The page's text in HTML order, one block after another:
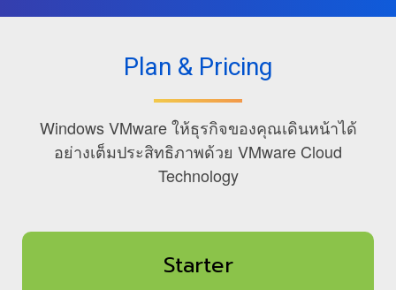
Plan & Pricing
Windows VMware ให้ธุรกิจของคุณเดินหน้าได้
อย่างเต็มประสิทธิภาพด้วย VMware Cloud
Technology
Starter